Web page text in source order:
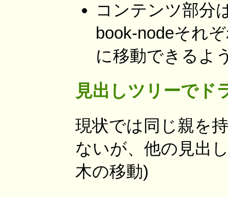
コンテンツ部分
book-nodeそれ
に移動できるよ
見出しツリーでド
現状では同じ親を
ないが、他の見出
木の移動)